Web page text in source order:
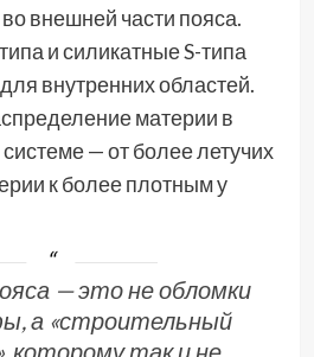
внешней части пояса.
и силикатные S-типа
внутренних областей.
материи в
— от более летучих
к более плотным у
— это не обломки
а «строительный